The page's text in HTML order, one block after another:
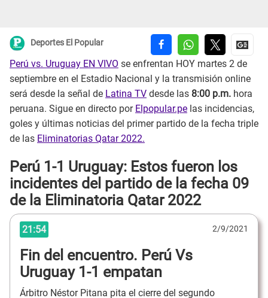
Deportes El Popular
Perú vs. Uruguay EN VIVO se enfrentan HOY martes 2 de
septiembre en el Estadio Nacional y la transmisión online
será desde la señal de Latina TV desde las 8:00 p.m. hora
peruana. Sigue en directo por Elpopular.pe las incidencias,
goles y últimas noticias del primer partido de la fecha triple
de las Eliminatorias Qatar 2022.
Perú 1-1 Uruguay: Estos fueron los
incidentes del partido de la fecha 09
de la Eliminatoria Qatar 2022
21:54 2/9/2021
Fin del encuentro. Perú Vs
Uruguay 1-1 empatan
Árbitro Néstor Pitana pita el cierre del segundo